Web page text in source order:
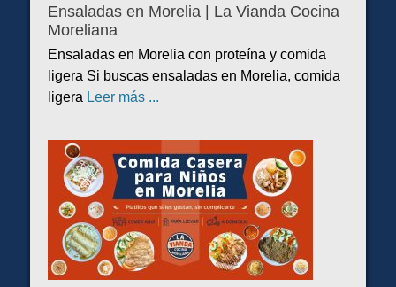
Ensaladas en Morelia | La Vianda Cocina
Moreliana
Ensaladas en Morelia con proteína y comida
ligera Si buscas ensaladas en Morelia, comida
ligera Leer más ...